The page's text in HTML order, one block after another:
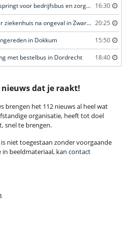
Man met verward gedrag springt voor bedrijfsbus en zorgt voor opschudding in Veghel 16:30
Wielrenner met spoed naar ziekenhuis na ongeval in Zwartebroek 20:25
in Dokkum 15:50
met bestelbus in Dordrecht 18:40
dat je raakt!
brengen het 112 nieuws al heel wat
organisatie, heeft tot doel
snel te brengen.
niet toegestaan zonder voorgaande
beeldmateriaal, kan contact